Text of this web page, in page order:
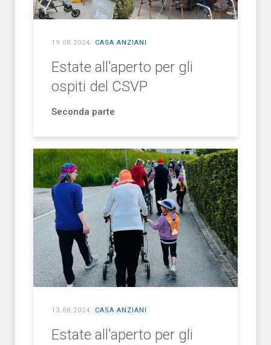
19.08.2024 CASA ANZIANI
Estate all'aperto per gli
ospiti del CSVP
Seconda parte
13.08.2024. CASA ANZIANI
Estate all'aperto per gli